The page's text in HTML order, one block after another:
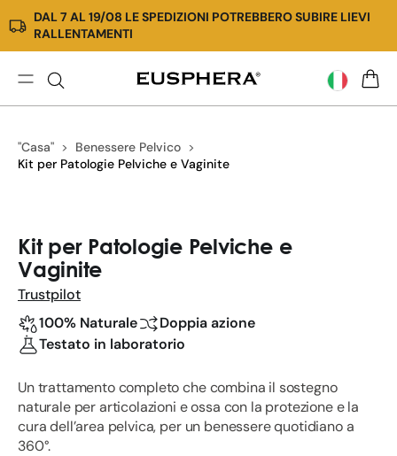
Vai
direttamente
ai
contenuti
DAL 7 AL 19/08 LE SPEDIZIONI POTREBBERO SUBIRE LIEVI
RALLENTAMENTI
Pelviche
e
"Casa"
Benessere Pelvico
Kit per Patologie Pelviche e Vaginite
alle
informazioni
sul
prodotto
Kit per Patologie Pelviche e
Vaginite
Trustpilot
100% Naturale
Doppia azione
Testato in laboratorio
Un trattamento completo che combina il sostegno
naturale per articolazioni e ossa con la protezione e la
cura dell’area pelvica, per un benessere quotidiano a
360°.